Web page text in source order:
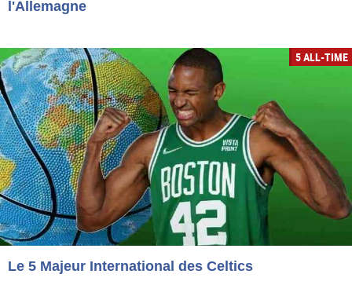
l'Allemagne
5 ALL-TIME
Le 5 Majeur International des Celtics